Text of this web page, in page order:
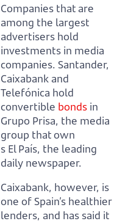
Companies that are
among the largest
advertisers hold
investments in media
companies. Santander,
Caixabank and
Telefónica hold
convertible bonds in
Grupo Prisa, the media
group that own
s El País, the leading
daily newspaper.
Caixabank, however, is
one of Spain’s healthier
lenders, and has said it